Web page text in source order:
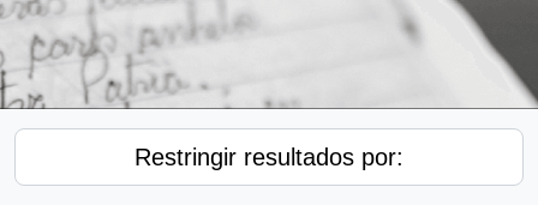
Restringir resultados por: